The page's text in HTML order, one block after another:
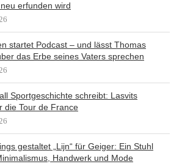
erfunden wird
startet Podcast – und lässt Thomas
das Erbe seines Vaters sprechen
Sportgeschichte schreibt: Lasvits
die Tour de France
gestaltet „Lijn“ für Geiger: Ein Stuhl
Handwerk und Mode